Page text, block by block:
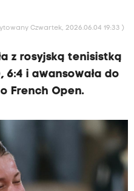
Czwartek, 2026.06.04 19:33 )
z rosyjską tenisistką
6:4 i awansowała do
French Open.